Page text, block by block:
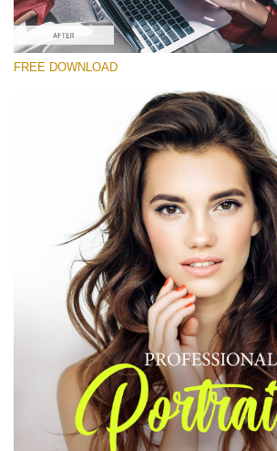
Entire Collection
(2067 Lr Presets)
Free download
FREE DOWNLOAD